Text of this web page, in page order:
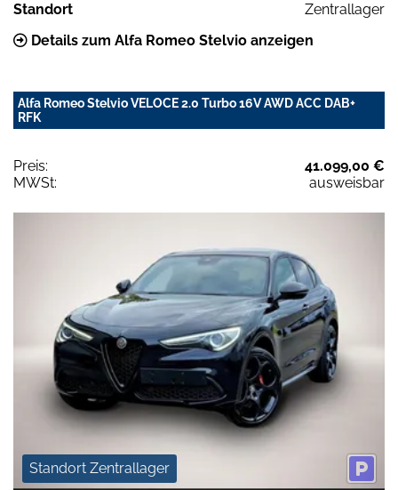
Standort
Zentrallager
Details zum Alfa Romeo Stelvio anzeigen
Alfa Romeo Stelvio VELOCE 2.0 Turbo 16V AWD ACC DAB+
RFK
Preis:
41.099,00 €
MWSt:
ausweisbar
Standort Zentrallager